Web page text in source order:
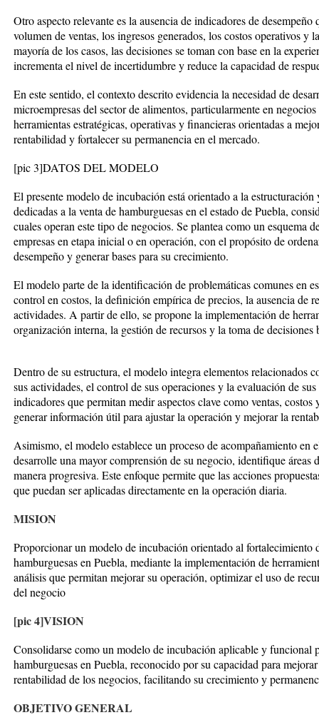
Otro aspecto relevante es la ausencia de indicadores de
volumen de ventas, los ingresos generados, los costos operativos y
mayoría de los casos, las decisiones se toman con base en la
incrementa el nivel de incertidumbre y reduce la capacidad de
En este sentido, el contexto descrito evidencia la necesidad de
microempresas del sector de alimentos, particularmente en
herramientas estratégicas, operativas y financieras orientadas a
rentabilidad y fortalecer su permanencia en el mercado.
[pic 3]DATOS DEL MODELO
El presente modelo de incubación está orientado a la
dedicadas a la venta de hamburguesas en el estado de Puebla,
cuales operan este tipo de negocios. Se plantea como un esquema
empresas en etapa inicial o en operación, con el propósito de
desempeño y generar bases para su crecimiento.
El modelo parte de la identificación de problemáticas comunes en
control en costos, la definición empírica de precios, la ausencia de
actividades. A partir de ello, se propone la implementación de
organización interna, la gestión de recursos y la toma de decisiones
Dentro de su estructura, el modelo integra elementos relacionados
sus actividades, el control de sus operaciones y la evaluación de
indicadores que permitan medir aspectos clave como ventas,
generar información útil para ajustar la operación y mejorar la
Asimismo, el modelo establece un proceso de acompañamiento en
desarrolle una mayor comprensión de su negocio, identifique áreas
manera progresiva. Este enfoque permite que las acciones
que puedan ser aplicadas directamente en la operación diaria.
MISION
Proporcionar un modelo de incubación orientado al fortalecimiento
hamburguesas en Puebla, mediante la implementación de
análisis que permitan mejorar su operación, optimizar el uso de
del negocio
[pic 4]VISION
Consolidarse como un modelo de incubación aplicable y funcional
hamburguesas en Puebla, reconocido por su capacidad para
rentabilidad de los negocios, facilitando su crecimiento y
OBJETIVO GENERAL